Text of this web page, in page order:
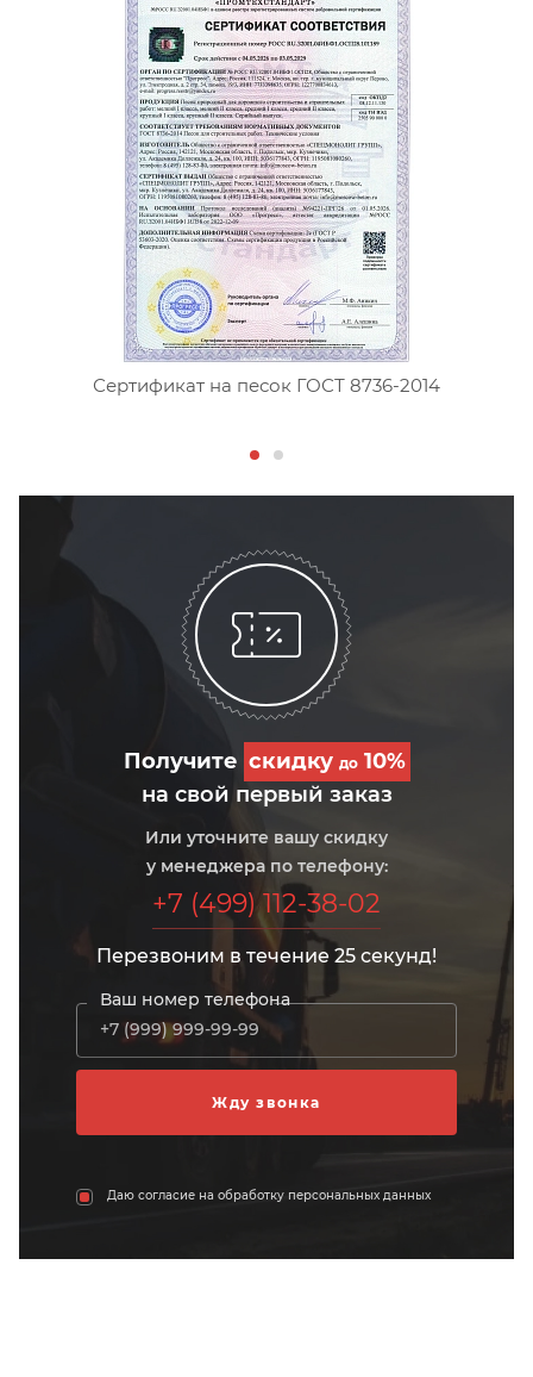
Сертификат на песок ГОСТ 8736-2014
Получите скидку до10%
на свой первый заказ
Или уточните вашу скидку
у менеджера по телефону:
+7 (499) 112-38-02
Перезвоним в течение 25 секунд!
Ваш номер телефона
Даю согласие на обработку персональных данных